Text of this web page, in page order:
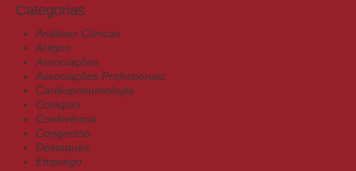
Categorias
Análises Clínicas
Artigos
Associações
Associações Profissionais
Cardiopneumologia
Colóquio
Conferência
Congresso
Destaques
Emprego